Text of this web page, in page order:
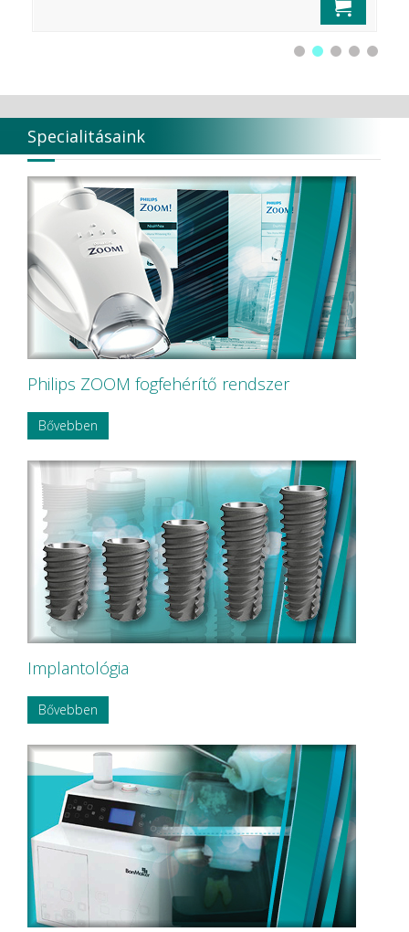
Specialitásaink
Philips ZOOM fogfehérítő rendszer
Bővebben
Implantológia
Bővebben